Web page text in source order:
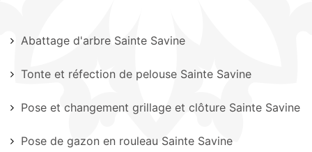
Abattage d'arbre Sainte Savine
Tonte et réfection de pelouse Sainte Savine
Pose et changement grillage et clôture Sainte Savine
Pose de gazon en rouleau Sainte Savine